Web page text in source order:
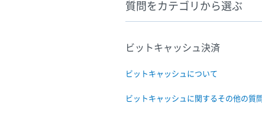
質問をカテゴリから選ぶ
ビットキャッシュ決済
ビットキャッシュについて
ビットキャッシュに関するその他の質問